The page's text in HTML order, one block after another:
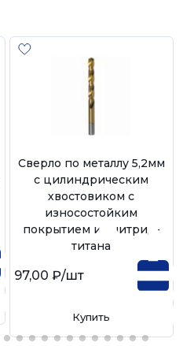
Сверло по металлу 5,2мм
с цилиндрическим
хвостовиком с
износостойким
покрытием из нитрид-
титана
97,00 ₽/шт
Купить